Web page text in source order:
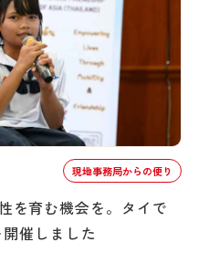
現地事務局からの便り
を育む機会を。タイで
催しました